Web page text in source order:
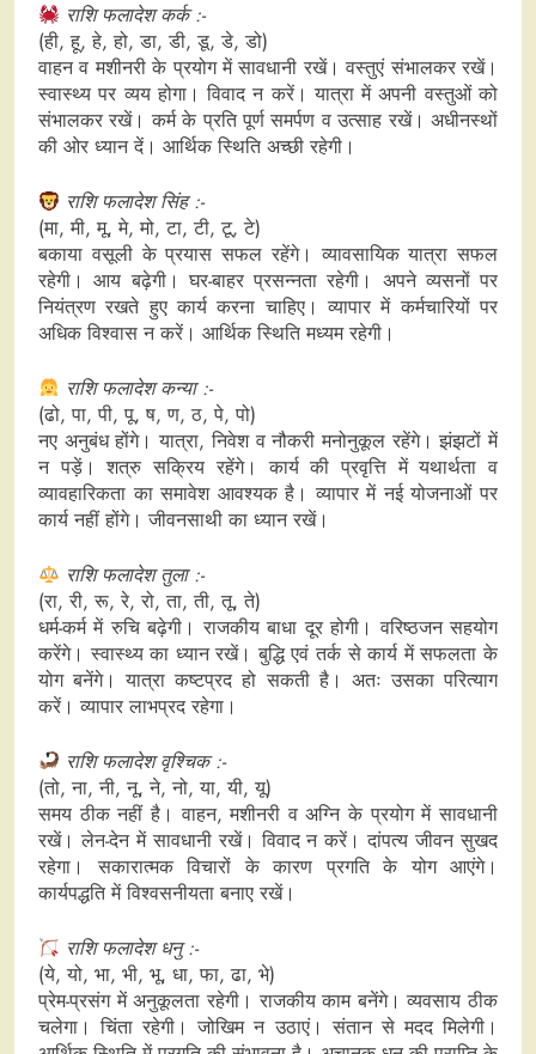
राशि फलादेश कर्क :-
(ही, हू, हे, हो, डा, डी, डू, डे, डो)
वाहन व मशीनरी के प्रयोग में सावधानी रखें। वस्तुएं संभालकर रखें।
स्वास्थ्य पर व्यय होगा। विवाद न करें। यात्रा में अपनी वस्तुओं को
संभालकर रखें। कर्म के प्रति पूर्ण समर्पण व उत्साह रखें। अधीनस्थों
की ओर ध्यान दें। आर्थिक स्थिति अच्छी रहेगी।
राशि फलादेश सिंह :-
(मा, मी, मू, मे, मो, टा, टी, टू, टे)
बकाया वसूली के प्रयास सफल रहेंगे। व्यावसायिक यात्रा सफल
रहेगी। आय बढ़ेगी। घर-बाहर प्रसन्नता रहेगी। अपने व्यसनों पर
नियंत्रण रखते हुए कार्य करना चाहिए। व्यापार में कर्मचारियों पर
अधिक विश्वास न करें। आर्थिक स्थिति मध्यम रहेगी।
राशि फलादेश कन्या :-
(ढो, पा, पी, पू, ष, ण, ठ, पे, पो)
नए अनुबंध होंगे। यात्रा, निवेश व नौकरी मनोनुकूल रहेंगे। झंझटों में
न पड़ें। शत्रु सक्रिय रहेंगे। कार्य की प्रवृत्ति में यथार्थता व
व्यावहारिकता का समावेश आवश्यक है। व्यापार में नई योजनाओं पर
कार्य नहीं होंगे। जीवनसाथी का ध्यान रखें।
राशि फलादेश तुला :-
(रा, री, रू, रे, रो, ता, ती, तू, ते)
धर्म-कर्म में रुचि बढ़ेगी। राजकीय बाधा दूर होगी। वरिष्ठजन सहयोग
करेंगे। स्वास्थ्य का ध्यान रखें। बुद्धि एवं तर्क से कार्य में सफलता के
योग बनेंगे। यात्रा कष्टप्रद हो सकती है। अतः उसका परित्याग
करें। व्यापार लाभप्रद रहेगा।
राशि फलादेश वृश्चिक :-
(तो, ना, नी, नू, ने, नो, या, यी, यू)
समय ठीक नहीं है। वाहन, मशीनरी व अग्नि के प्रयोग में सावधानी
रखें। लेन-देन में सावधानी रखें। विवाद न करें। दांपत्य जीवन सुखद
रहेगा। सकारात्मक विचारों के कारण प्रगति के योग आएंगे।
कार्यपद्धति में विश्वसनीयता बनाए रखें।
राशि फलादेश धनु :-
(ये, यो, भा, भी, भू, धा, फा, ढा, भे)
प्रेम-प्रसंग में अनुकूलता रहेगी। राजकीय काम बनेंगे। व्यवसाय ठीक
चलेगा। चिंता रहेगी। जोखिम न उठाएं। संतान से मदद मिलेगी।